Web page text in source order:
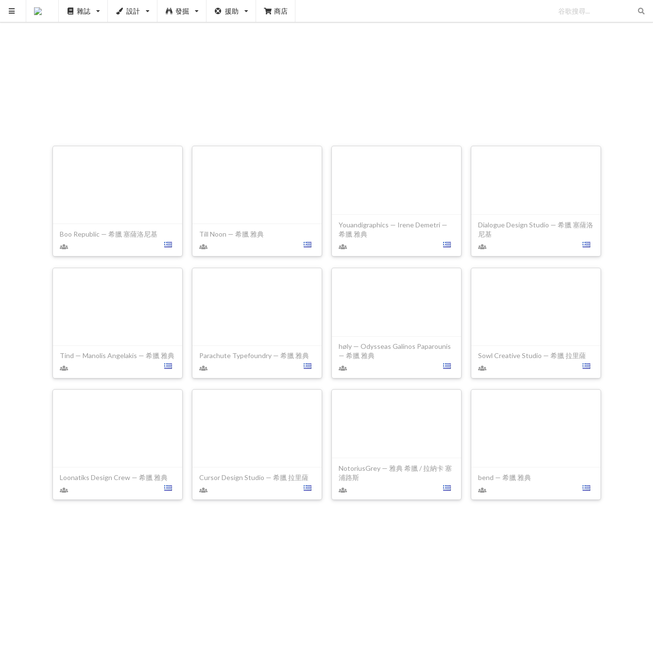
雜誌 設計 發掘 援助 商店
Boo Republic — 希臘 塞薩洛尼基 Till Noon — 希臘 雅典
Youandigraphics — Irene Demetri —
希臘 雅典
Dialogue Design Studio — 希臘 塞薩洛
尼基
Tind — Manolis Angelakis — 希臘 雅典 Parachute Typefoundry — 希臘 雅典
høly — Odysseas Galinos Paparounis
— 希臘 雅典
Sowl Creative Studio — 希臘 拉里薩
Loonatiks Design Crew — 希臘 雅典 Cursor Design Studio — 希臘 拉里薩
NotoriusGrey — 雅典 希臘 / 拉納卡 塞
浦路斯
bend — 希臘 雅典